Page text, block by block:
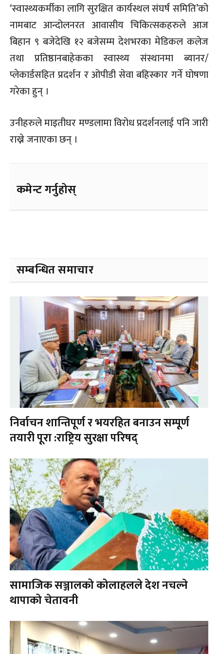
‘स्वास्थ्यकर्मीका लागि सुरक्षित कार्यस्थल संघर्ष समिति’को
नामबाट आन्दोलनरत आवासीय चिकित्सकहरुले आज
बिहान ९ बजेदेखि १२ बजेसम्म देशभरका मेडिकल कलेज
तथा प्रतिष्ठानबाहेकका स्वास्थ्य संस्थानमा ब्यानर/
प्लेकार्डसहित प्रदर्शन र ओपीडी सेवा बहिस्कार गर्ने घोषणा
गरेका हुन् ।
उनीहरुले माइतीघर मण्डलामा विरोध प्रदर्शनलाई पनि जारी
राख्ने जनाएका छन् ।
कमेन्ट गर्नुहोस्
सम्बन्धित समाचार
निर्वाचन शान्तिपूर्ण र भयरहित बनाउन सम्पूर्ण
तयारी पूरा :राष्ट्रिय सुरक्षा परिषद्
सामाजिक सञ्जालको कोलाहलले देश नचल्ने
थापाको चेतावनी